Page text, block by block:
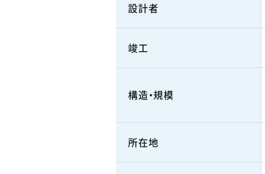
設計者
竣工
構造・規模
所在地